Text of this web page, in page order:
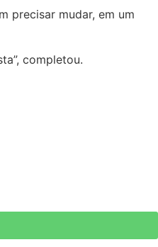
precisar mudar, em um
completou.